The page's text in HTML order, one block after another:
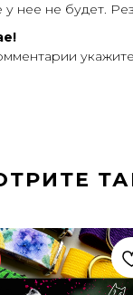
у нее не будет.